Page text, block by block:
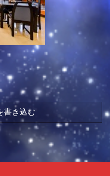
書き込む